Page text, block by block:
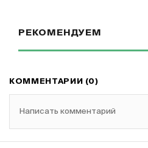
РЕКОМЕНДУЕМ
КОММЕНТАРИИ (0)
Написать комментарий